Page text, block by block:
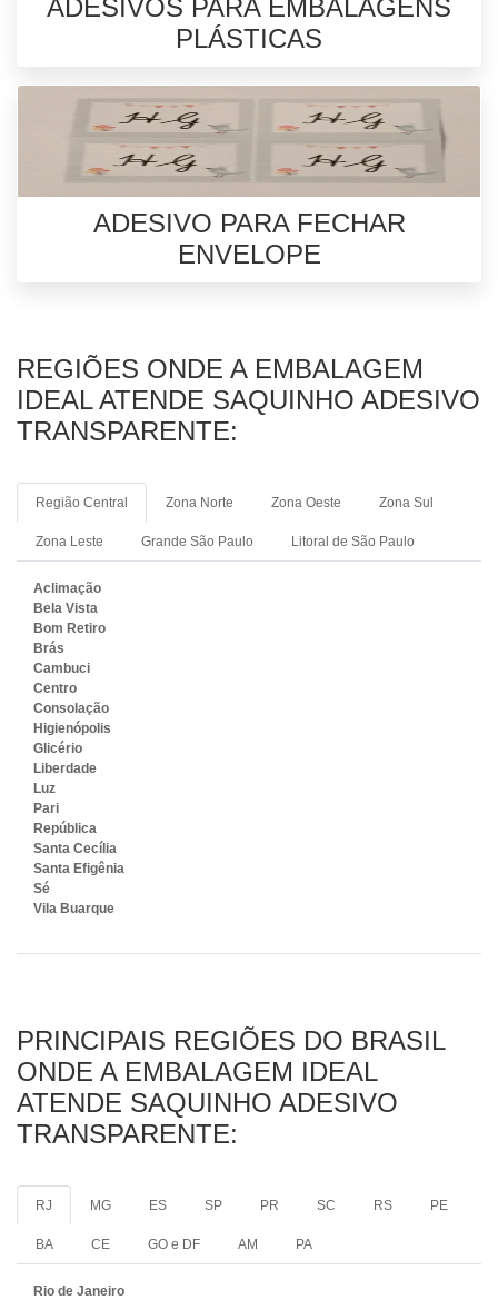
ADESIVOS PARA EMBALAGENS
PLÁSTICAS
ADESIVO PARA FECHAR
ENVELOPE
REGIÕES ONDE A EMBALAGEM
IDEAL ATENDE SAQUINHO ADESIVO
TRANSPARENTE:
Região Central Zona Norte Zona Oeste Zona Sul
Zona Leste Grande São Paulo Litoral de São Paulo
Aclimação
Bela Vista
Bom Retiro
Brás
Cambuci
Centro
Consolação
Higienópolis
Glicério
Liberdade
Luz
Pari
República
Santa Cecília
Santa Efigênia
Sé
Vila Buarque
PRINCIPAIS REGIÕES DO BRASIL
ONDE A EMBALAGEM IDEAL
ATENDE SAQUINHO ADESIVO
TRANSPARENTE:
RJ MG ES SP PR SC RS PE
BA CE GO e DF AM PA
Rio de Janeiro